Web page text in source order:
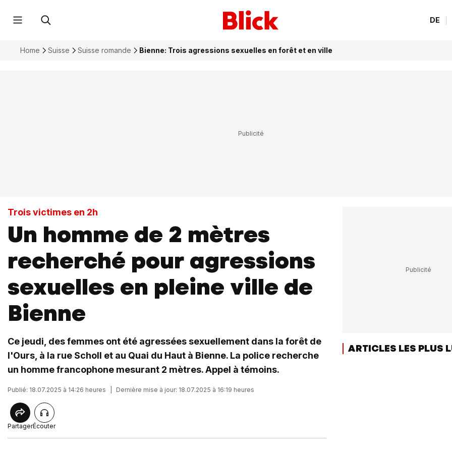
DE
Home Suisse Suisse romande Bienne: Trois agressions sexuelles en forêt et en ville
Trois victimes en 2h
Un homme de 2 mètres
recherché pour agressions
sexuelles en pleine ville de
Bienne
Ce jeudi, des femmes ont été agressées sexuellement dans la forêt de
l'Ours, à la rue Scholl et au Quai du Haut à Bienne. La police recherche
un homme francophone mesurant 2 mètres. Appel à témoins.
Publié: 18.07.2025 à 14:26 heures Dernière mise à jour: 18.07.2025 à 16:19 heures
PartagerÉcouter
ARTICLES LES PLUS